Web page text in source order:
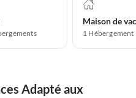
1 Hébergement
Adapté aux